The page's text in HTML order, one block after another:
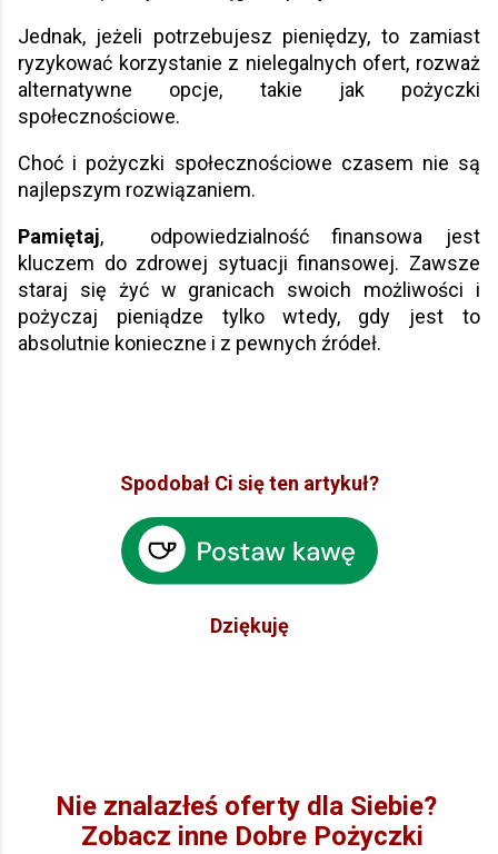
Jednak, jeżeli potrzebujesz pieniędzy, to zamiast
ryzykować korzystanie z nielegalnych ofert, rozważ
alternatywne opcje, takie jak pożyczki
społecznościowe.
Choć i pożyczki społecznościowe czasem nie są
najlepszym rozwiązaniem.
Pamiętaj, odpowiedzialność finansowa jest
kluczem do zdrowej sytuacji finansowej. Zawsze
staraj się żyć w granicach swoich możliwości i
pożyczaj pieniądze tylko wtedy, gdy jest to
absolutnie konieczne i z pewnych źródeł.
Spodobał Ci się ten artykuł?
Dziękuję
Nie znalazłeś oferty dla Siebie?
Zobacz inne Dobre Pożyczki